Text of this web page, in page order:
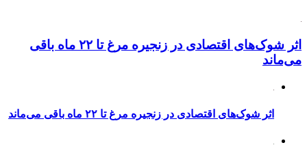
اثر شوک‌های اقتصادی در زنجیره مرغ تا ۲۲ ماه باقی
می‌ماند
اثر شوک‌های اقتصادی در زنجیره مرغ تا ۲۲ ماه باقی می‌ماند